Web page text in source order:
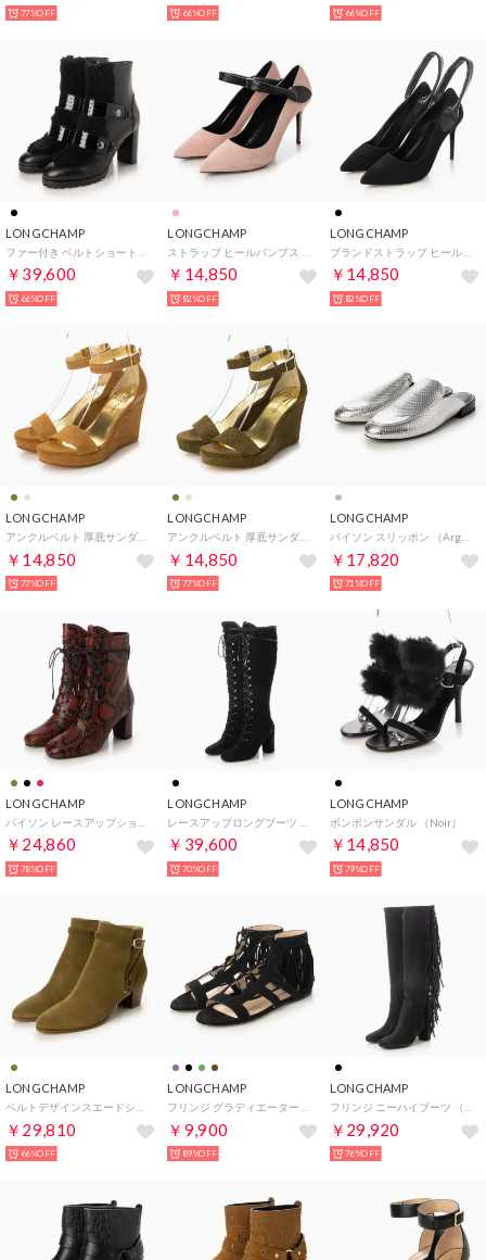
77%OFF 66%OFF 66%OFF
LONGCHAMP
￥39,600
66%OFF
LONGCHAMP
￥14,850
82%OFF
LONGCHAMP
ブランドストラップ ヒールパンプス （Noir）
￥14,850
82%OFF
LONGCHAMP
￥14,850
77%OFF
LONGCHAMP
￥14,850
77%OFF
LONGCHAMP
パイソン スリッポン （Argent）
￥17,820
71%OFF
LONGCHAMP
￥24,860
78%OFF
LONGCHAMP
￥39,600
70%OFF
LONGCHAMP
ボンボンサンダル （Noir）
￥14,850
79%OFF
LONGCHAMP
￥29,810
66%OFF
LONGCHAMP
￥9,900
89%OFF
LONGCHAMP
￥29,920
76%OFF